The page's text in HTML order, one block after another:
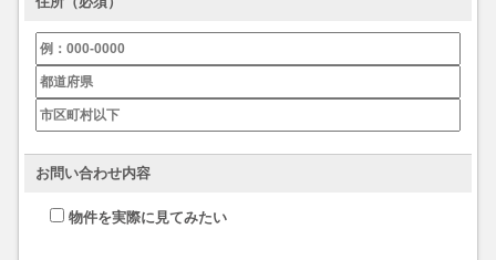
お問い合わせ内容
物件を実際に見てみたい